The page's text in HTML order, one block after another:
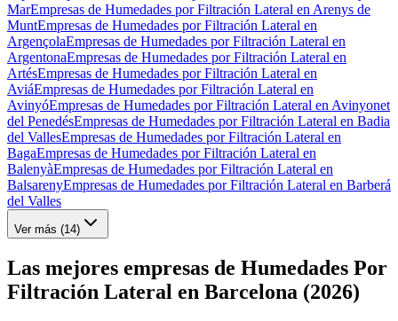
MarEmpresas de Humedades por Filtración Lateral en Arenys de
MuntEmpresas de Humedades por Filtración Lateral en
ArgençolaEmpresas de Humedades por Filtración Lateral en
ArgentonaEmpresas de Humedades por Filtración Lateral en
ArtésEmpresas de Humedades por Filtración Lateral en
AviáEmpresas de Humedades por Filtración Lateral en
AvinyóEmpresas de Humedades por Filtración Lateral en Avinyonet
del PenedésEmpresas de Humedades por Filtración Lateral en Badia
del VallesEmpresas de Humedades por Filtración Lateral en
BagaEmpresas de Humedades por Filtración Lateral en
BalenyàEmpresas de Humedades por Filtración Lateral en
BalsarenyEmpresas de Humedades por Filtración Lateral en Barberá
del Valles
Ver más (14)
Las mejores empresas de Humedades Por
Filtración Lateral en Barcelona (2026)